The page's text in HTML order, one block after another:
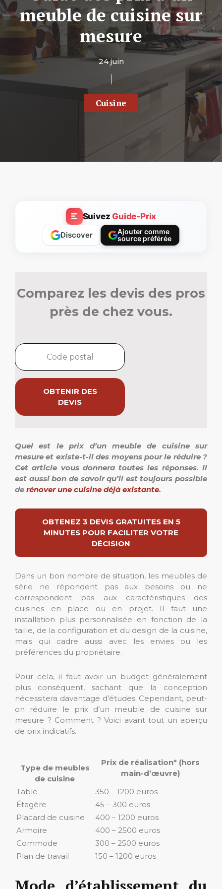
meuble de cuisine sur
mesure
24 juin
Cuisine
SuivezGuide-Prix
Discover
Ajouter comme
source préférée
Comparez les devis des pros
près de chez vous.
OBTENIR DES
DEVIS
Quel est le prix d’un meuble de cuisine sur
mesure et existe-t-il des moyens pour le réduire ?
Cet article vous donnera toutes les réponses. Il
est aussi bon de savoir qu’il est toujours possible
de rénover une cuisine déjà existante.
OBTENEZ 3 DEVIS GRATUITES EN 5
MINUTES POUR FACILITER VOTRE
DÉCISION
Dans un bon nombre de situation, les meubles de
série ne répondent pas aux besoins ou ne
correspondent pas aux caractéristiques des
cuisines en place ou en projet. Il faut une
installation plus personnalisée en fonction de la
taille, de la configuration et du design de la cuisine,
mais qui cadre aussi avec les envies ou les
préférences du propriétaire.
Pour cela, il faut avoir un budget généralement
plus conséquent, sachant que la conception
nécessitera davantage d’études. Cependant, peut-
on réduire le prix d’un meuble de cuisine sur
mesure ? Comment ? Voici avant tout un aperçu
de prix indicatifs.
Type de meubles
de cuisine
Prix de réalisation* (hors
main-d’œuvre)
Table
350 – 1200 euros
Étagère
45 – 300 euros
Placard de cuisine
400 – 1200 euros
Armoire
400 – 2500 euros
Commode
300 – 2500 euros
Plan de travail
150 – 1200 euros